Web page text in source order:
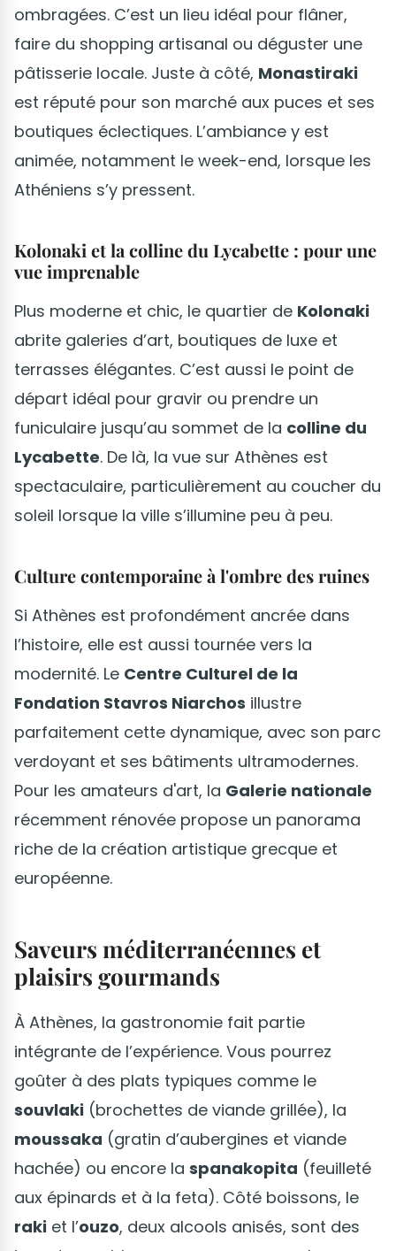
ombragées. C’est un lieu idéal pour flâner,
faire du shopping artisanal ou déguster une
pâtisserie locale. Juste à côté, Monastiraki
est réputé pour son marché aux puces et ses
boutiques éclectiques. L’ambiance y est
animée, notamment le week-end, lorsque les
Athéniens s’y pressent.
Kolonaki et la colline du Lycabette : pour une
vue imprenable
Plus moderne et chic, le quartier de Kolonaki
abrite galeries d’art, boutiques de luxe et
terrasses élégantes. C’est aussi le point de
départ idéal pour gravir ou prendre un
funiculaire jusqu’au sommet de la colline du
Lycabette. De là, la vue sur Athènes est
spectaculaire, particulièrement au coucher du
soleil lorsque la ville s’illumine peu à peu.
Culture contemporaine à l'ombre des ruines
Si Athènes est profondément ancrée dans
l’histoire, elle est aussi tournée vers la
modernité. Le Centre Culturel de la
Fondation Stavros Niarchos illustre
parfaitement cette dynamique, avec son parc
verdoyant et ses bâtiments ultramodernes.
Pour les amateurs d'art, la Galerie nationale
récemment rénovée propose un panorama
riche de la création artistique grecque et
européenne.
Saveurs méditerranéennes et
plaisirs gourmands
À Athènes, la gastronomie fait partie
intégrante de l’expérience. Vous pourrez
goûter à des plats typiques comme le
souvlaki (brochettes de viande grillée), la
moussaka (gratin d’aubergines et viande
hachée) ou encore la spanakopita (feuilleté
aux épinards et à la feta). Côté boissons, le
raki et l’ouzo, deux alcools anisés, sont des